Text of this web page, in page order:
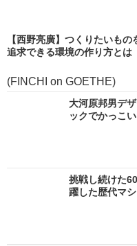
【西野亮廣】つくりたいもの
追求できる環境の作り方とは
(FINCHI on GOETHE)
大河原邦男デ
ックでかっこ
挑戦し続けた
躍した歴代マ